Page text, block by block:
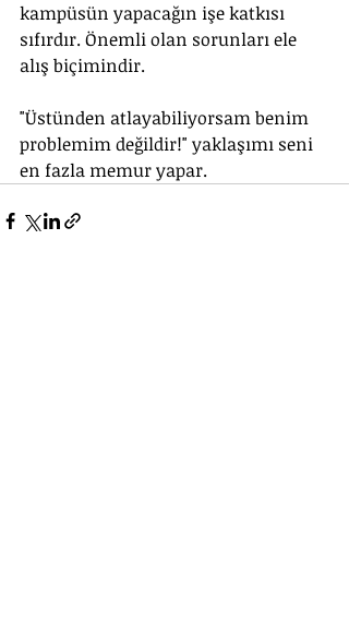
kampüsün yapacağın işe katkısı
sıfırdır. Önemli olan sorunları ele
alış biçimindir.
"Üstünden atlayabiliyorsam benim
problemim değildir!" yaklaşımı seni
en fazla memur yapar.